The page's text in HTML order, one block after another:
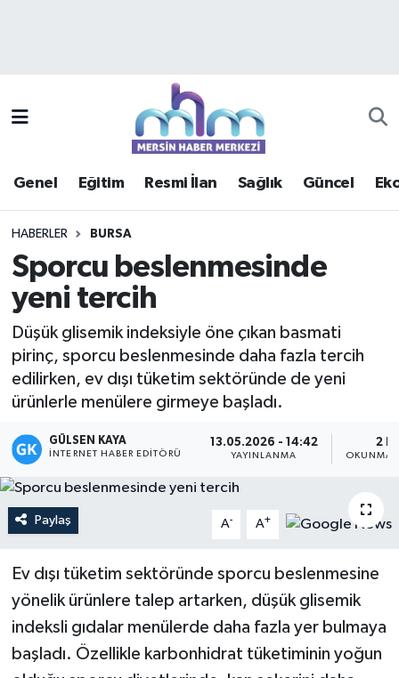
Genel Eğitim Resmi İlan Sağlık Güncel
HABERLER BURSA
Sporcu beslenmesinde
yeni tercih
Düşük glisemik indeksiyle öne çıkan basmati
pirinç, sporcu beslenmesinde daha fazla tercih
edilirken, ev dışı tüketim sektöründe de yeni
ürünlerle menülere girmeye başladı.
GÜLSEN KAYA
İNTERNET HABER EDITÖRÜ
13.05.2026 - 14:42
YAYINLANMA
2
OKUNMA
Paylaş A- A+
Ev dışı tüketim sektöründe sporcu beslenmesine
yönelik ürünlere talep artarken, düşük glisemik
indeksli gıdalar menülerde daha fazla yer bulmaya
başladı. Özellikle karbonhidrat tüketiminin yoğun
Güncel
Haberde insan
Kültür - Sanat
Magazin
Mersin Tarihi
Özel Haber
Resmi İlan
Mersin Trafik Yoğunluk Haritası
Süper Lig Puan Durumu ve Fikstür
Haber Arşivi